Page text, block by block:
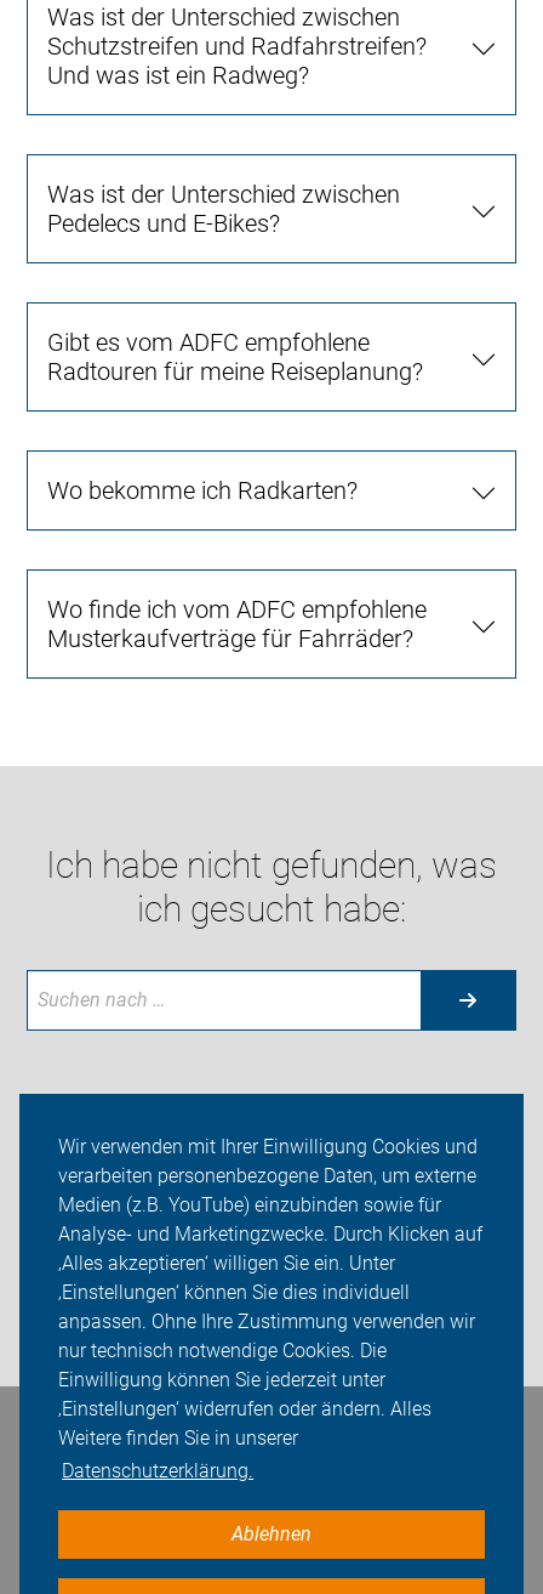
Wir verwenden mit Ihrer Einwilligung Cookies und
verarbeiten personenbezogene Daten, um externe
Medien (z.B. YouTube) einzubinden sowie für
Analyse- und Marketingzwecke. Durch Klicken auf
‚Alles akzeptieren‘ willigen Sie ein. Unter
‚Einstellungen‘ können Sie dies individuell
anpassen. Ohne Ihre Zustimmung verwenden wir
nur technisch notwendige Cookies. Die
Einwilligung können Sie jederzeit unter
‚Einstellungen‘ widerrufen oder ändern. Alles
Weitere finden Sie in unserer
Datenschutzerklärung.
Ablehnen
Was ist der Unterschied zwischen
Schutzstreifen und Radfahrstreifen?
Und was ist ein Radweg?
Was ist der Unterschied zwischen
Pedelecs und E-Bikes?
Gibt es vom ADFC empfohlene
Radtouren für meine Reiseplanung?
Wo bekomme ich Radkarten?
Wo finde ich vom ADFC empfohlene
Musterkaufverträge für Fahrräder?
Ich habe nicht gefunden, was
ich gesucht habe:
ADFC Limburg-Weilburg
Sei dabei
Presse
Login
Bleiben Sie in Kontakt